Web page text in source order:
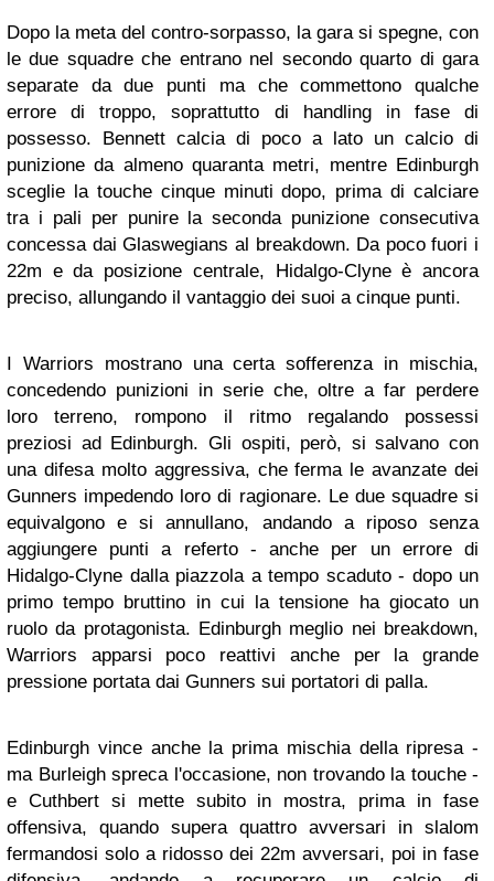
Dopo la meta del contro-sorpasso, la gara si spegne, con
le due squadre che entrano nel secondo quarto di gara
separate da due punti ma che commettono qualche
errore di troppo, soprattutto di handling in fase di
possesso. Bennett calcia di poco a lato un calcio di
punizione da almeno quaranta metri, mentre Edinburgh
sceglie la touche cinque minuti dopo, prima di calciare
tra i pali per punire la seconda punizione consecutiva
concessa dai Glaswegians al breakdown. Da poco fuori i
22m e da posizione centrale, Hidalgo-Clyne è ancora
preciso, allungando il vantaggio dei suoi a cinque punti.
I Warriors mostrano una certa sofferenza in mischia,
concedendo punizioni in serie che, oltre a far perdere
loro terreno, rompono il ritmo regalando possessi
preziosi ad Edinburgh. Gli ospiti, però, si salvano con
una difesa molto aggressiva, che ferma le avanzate dei
Gunners impedendo loro di ragionare. Le due squadre si
equivalgono e si annullano, andando a riposo senza
aggiungere punti a referto - anche per un errore di
Hidalgo-Clyne dalla piazzola a tempo scaduto - dopo un
primo tempo bruttino in cui la tensione ha giocato un
ruolo da protagonista. Edinburgh meglio nei breakdown,
Warriors apparsi poco reattivi anche per la grande
pressione portata dai Gunners sui portatori di palla.
Edinburgh vince anche la prima mischia della ripresa -
ma Burleigh spreca l'occasione, non trovando la touche -
e Cuthbert si mette subito in mostra, prima in fase
offensiva, quando supera quattro avversari in slalom
fermandosi solo a ridosso dei 22m avversari, poi in fase